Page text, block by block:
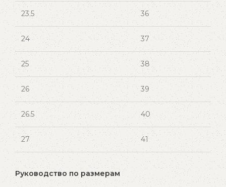
23.5 36
24 37
25 38
26 39
26.5 40
27 41
Руководство по размерам